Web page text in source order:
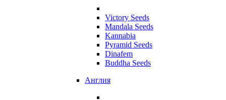
Victory Seeds
Mandala Seeds
Kannabia
Pyramid Seeds
Dinafem
Buddha Seeds
Англия